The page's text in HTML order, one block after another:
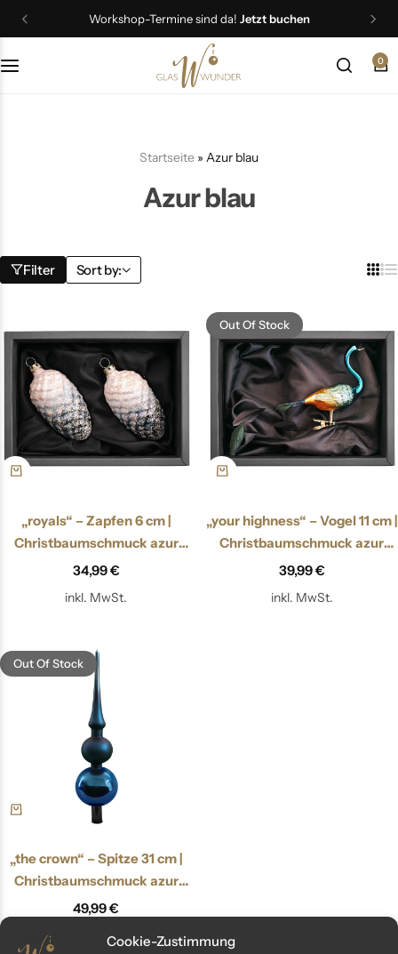
Cookie-Zustimmung
Workshop-Termine sind da! Jetzt buchen
0
Startseite » Azur blau
Azur blau
Filter Sort by:
„royals“ – Zapfen 6 cm |
Christbaumschmuck azur
blau
34,99€
inkl. MwSt.
Out Of Stock
„your highness“ – Vogel 11 cm |
Christbaumschmuck azur
blau
39,99€
inkl. MwSt.
Out Of Stock
„the crown“ – Spitze 31 cm |
Christbaumschmuck azur
blau
49,99€
inkl. MwSt.